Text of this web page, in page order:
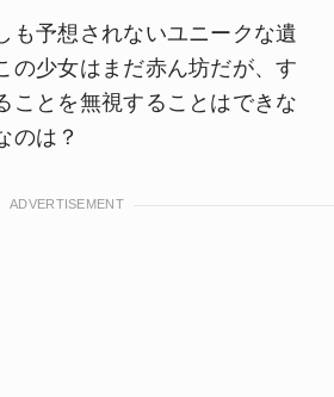
も予想されないユニークな遺
の少女はまだ赤ん坊だが、す
ことを無視することはできな
のは？